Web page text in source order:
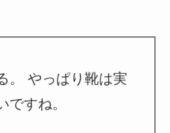
。 やっぱり靴は実
ですね。